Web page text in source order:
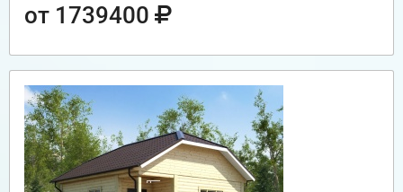
от 1739400